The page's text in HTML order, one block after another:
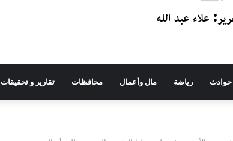
حوادث رياضة مال وأعمال محافظات تقارير و تحقيقات